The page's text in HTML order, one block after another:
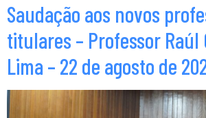
Saudação aos novos
titulares – Professor Raúl
Lima – 22 de agosto de